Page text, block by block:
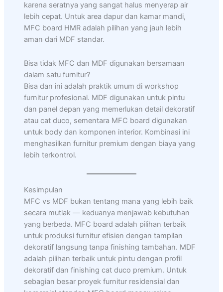
karena seratnya yang sangat halus menyerap air
lebih cepat. Untuk area dapur dan kamar mandi,
MFC board HMR adalah pilihan yang jauh lebih
aman dari MDF standar.
Bisa tidak MFC dan MDF digunakan bersamaan
dalam satu furnitur?
Bisa dan ini adalah praktik umum di workshop
furnitur profesional. MDF digunakan untuk pintu
dan panel depan yang memerlukan detail dekoratif
atau cat duco, sementara MFC board digunakan
untuk body dan komponen interior. Kombinasi ini
menghasilkan furnitur premium dengan biaya yang
lebih terkontrol.
Kesimpulan
MFC vs MDF bukan tentang mana yang lebih baik
secara mutlak — keduanya menjawab kebutuhan
yang berbeda. MFC board adalah pilihan terbaik
untuk produksi furnitur efisien dengan tampilan
dekoratif langsung tanpa finishing tambahan. MDF
adalah pilihan terbaik untuk pintu dengan profil
dekoratif dan finishing cat duco premium. Untuk
sebagian besar proyek furnitur residensial dan